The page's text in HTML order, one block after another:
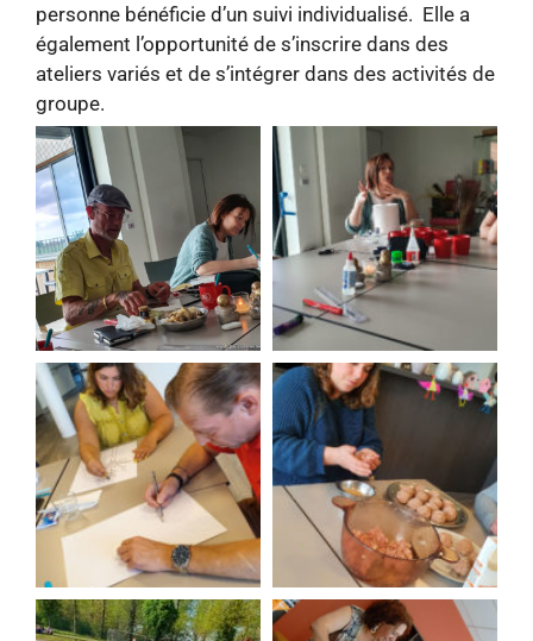
personne bénéficie d’un suivi individualisé. Elle a
également l’opportunité de s’inscrire dans des
ateliers variés et de s’intégrer dans des activités de
groupe.